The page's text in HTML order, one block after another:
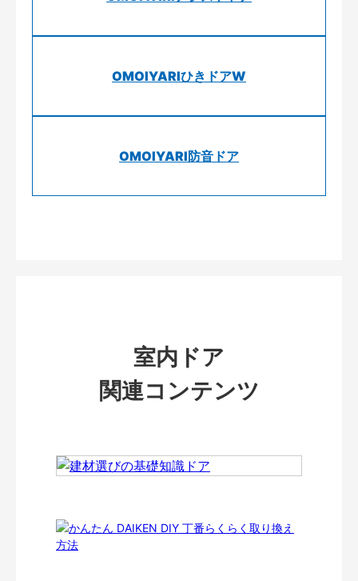
OMOIYARIひきドアW
OMOIYARI防音ドア
室内ドア
関連コンテンツ